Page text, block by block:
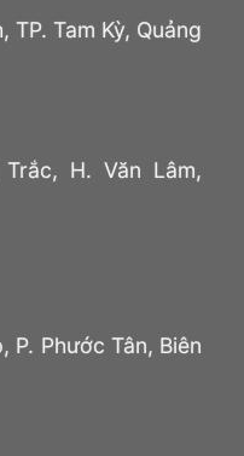
TP. Tam Kỳ, Quảng
H. Văn Lâm,
P. Phước Tân, Biên